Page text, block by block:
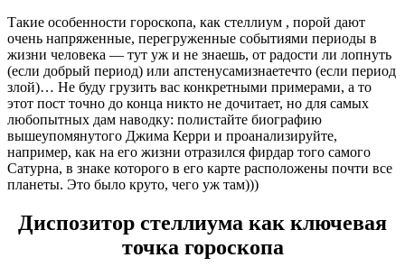
Такие особенности гороскопа, как стеллиум , порой дают
очень напряженные, перегруженные событиями периоды в
жизни человека — тут уж и не знаешь, от радости ли лопнуть
(если добрый период) или апстенусамизнаетечто (если период
злой)… Не буду грузить вас конкретными примерами, а то
этот пост точно до конца никто не дочитает, но для самых
любопытных дам наводку: полистайте биографию
вышеупомянутого Джима Керри и проанализируйте,
например, как на его жизни отразился фирдар того самого
Сатурна, в знаке которого в его карте расположены почти все
планеты. Это было круто, чего уж там)))
Диспозитор стеллиума как ключевая
точка гороскопа